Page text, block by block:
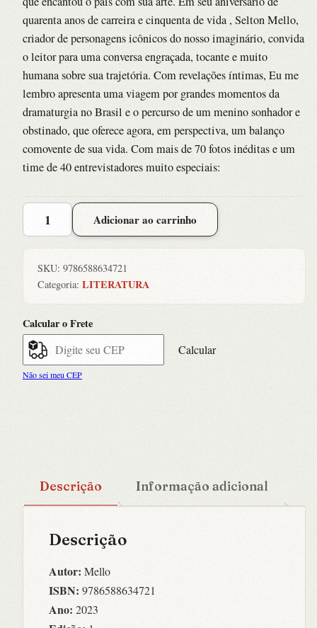
quarenta anos de carreira e cinquenta de vida , Selton Mello,
criador de personagens icônicos do nosso imaginário, convida
o leitor para uma conversa engraçada, tocante e muito
humana sobre sua trajetória. Com revelações íntimas, Eu me
lembro apresenta uma viagem por grandes momentos da
dramaturgia no Brasil e o percurso de um menino sonhador e
obstinado, que oferece agora, em perspectiva, um balanço
comovente de sua vida. Com mais de 70 fotos inéditas e um
time de 40 entrevistadores muito especiais:
Selton
Mello:
Lembro
quantidade
Adicionar ao carrinho
SKU: 9786588634721
Categoria: LITERATURA
Calcular o Frete
Calcular
Não sei meu CEP
Descrição Informação adicional
Descrição
Autor: Mello
ISBN: 9786588634721
Ano: 2023